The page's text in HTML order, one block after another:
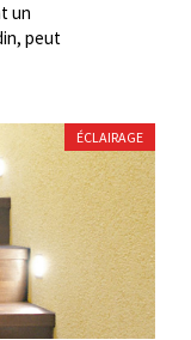
un
peut
ÉCLAIRAGE